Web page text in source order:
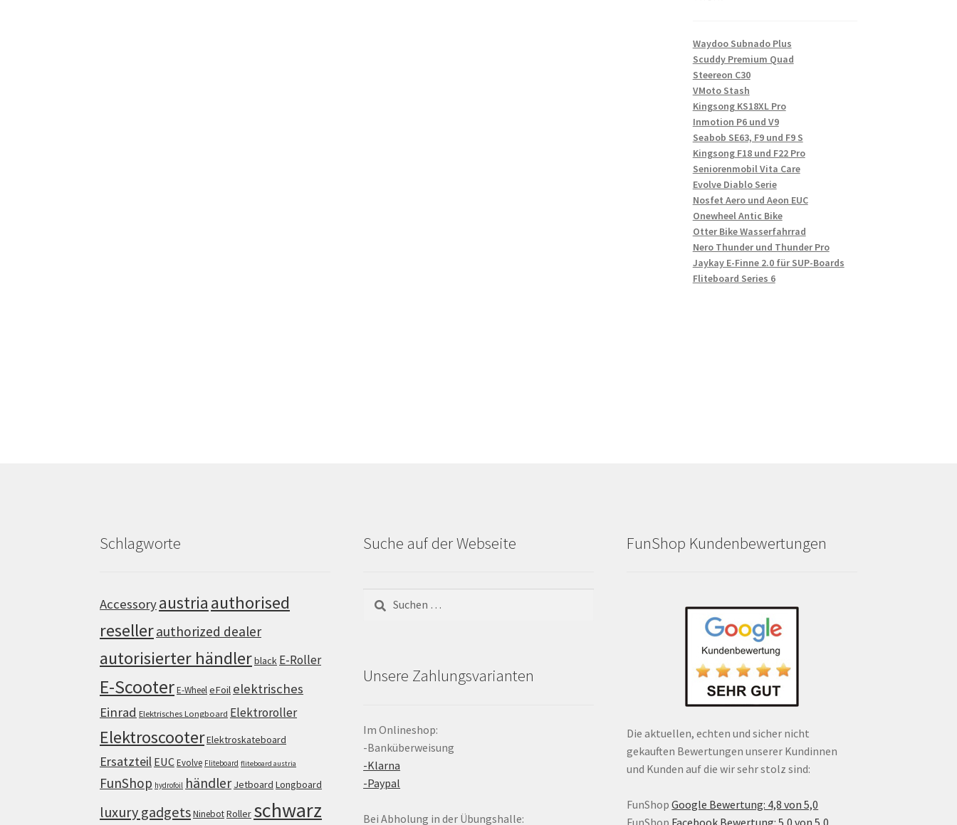
Waydoo Subnado Plus
Scuddy Premium Quad
Steereon C30
VMoto Stash
Kingsong KS18XL Pro
Inmotion P6 und V9
Seabob SE63, F9 und F9 S
Kingsong F18 und F22 Pro
Seniorenmobil Vita Care
Evolve Diablo Serie
Nosfet Aero und Aeon EUC
Onewheel Antic Bike
Otter Bike Wasserfahrrad
Nero Thunder und Thunder Pro
Jaykay E-Finne 2.0 für SUP-Boards
Fliteboard Series 6
Schlagworte
Accessoryaustria authorised
resellerauthorized dealer
autorisierter händlerblack E-Roller
E-ScooterE-WheeleFoil elektrisches
Einrad Elektrisches Longboard Elektroroller
ElektroscooterElektroskateboard
Ersatzteil EUCEvolve Fliteboard fliteboard austria
FunShop hydrofoil händler Jetboard Longboard
luxury gadgetsNinebotRoller schwarz
Suche auf der Webseite
nach:
Unsere Zahlungsvarianten
Im Onlineshop:
-Banküberweisung
-Klarna
-Paypal
Bei Abholung in der Übungshalle:
FunShop Kundenbewertungen
Die aktuellen, echten und sicher nicht
gekauften Bewertungen unserer Kundinnen
und Kunden auf die wir sehr stolz sind:
FunShop Google Bewertung: 4,8 von 5,0
FunShop Facebook Bewertung: 5,0 von 5,0